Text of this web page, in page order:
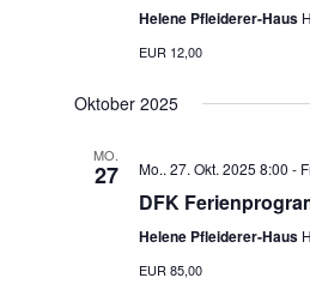
Helene Pfleiderer-Haus
EUR 12,00
Oktober 2025
MO.
27 Mo.. 27. Okt. 2025 8:00 -
DFK
Helene Pfleiderer-Haus
EUR 85,00